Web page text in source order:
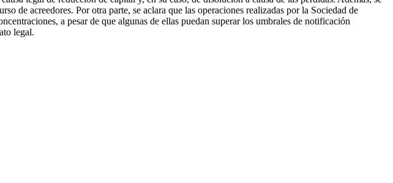
de acreedores. Por otra parte, se aclara que las operaciones realizadas por la Sociedad de
a pesar de que algunas de ellas puedan superar los umbrales de notificación
legal.